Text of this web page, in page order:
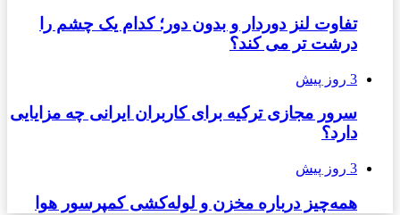
تفاوت لنز دوردار و بدون دور؛ کدام یک چشم را
درشت تر می کند؟
3 روز پیش
سرور مجازی ترکیه برای کاربران ایرانی چه مزایایی
دارد؟
3 روز پیش
همه‌چیز درباره مخزن و لوله‌کشی کمپرسور هوا